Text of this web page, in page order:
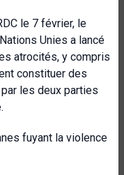
le 7 février, le
Unies a lancé
atrocités, y compris
constituer des
les deux parties
fuyant la violence